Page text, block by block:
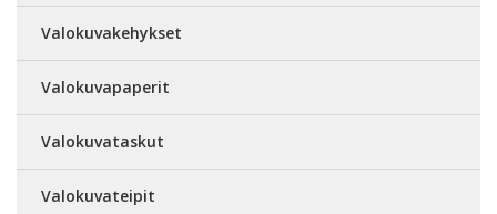
Valokuvakehykset
Valokuvapaperit
Valokuvataskut
Valokuvateipit